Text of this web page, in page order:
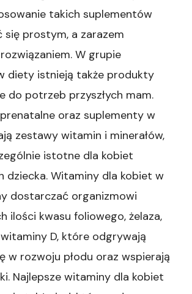
takich suplementów
się prostym, a zarazem
W grupie
diety istnieją także produkty
do potrzeb przyszłych mam.
oraz suplementy w
zestawy witamin i minerałów,
istotne dla kobiet
dziecka. Witaminy dla kobiet w
dostarczać organizmowi
ilości kwasu foliowego, żelaza,
D, które odgrywają
w rozwoju płodu oraz wspierają
Najlepsze witaminy dla kobiet